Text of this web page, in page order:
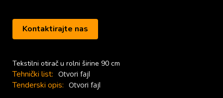
Kontaktirajte nas
Tekstilni otirač u rolni širine 90 cm
Tehnički list: Otvori fajl
Tenderski opis: Otvori fajl